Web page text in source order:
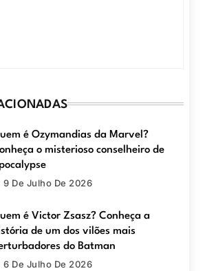
é Ozymandias da Marvel?
o misterioso conselheiro de
9 De Julho De 2026
é Victor Zsasz? Conheça a
de um dos vilões mais
do Batman
6 De Julho De 2026